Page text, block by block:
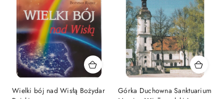
Wielki bój nad Wisłą Bożydar
Górka Duchowna Sanktuarium